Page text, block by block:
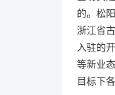
的。松
浙江省
入驻的
等新业
目标下